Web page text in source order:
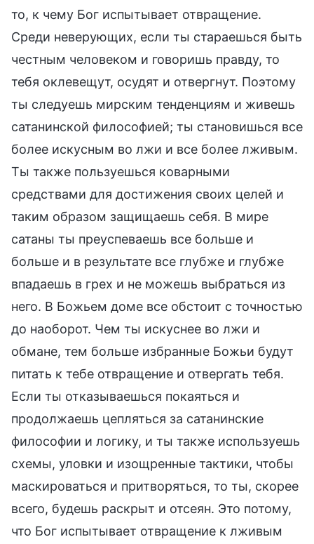
то, к чему Бог испытывает отвращение.
Среди неверующих, если ты стараешься быть
честным человеком и говоришь правду, то
тебя оклевещут, осудят и отвергнут. Поэтому
ты следуешь мирским тенденциям и живешь
сатанинской философией; ты становишься все
более искусным во лжи и все более лживым.
Ты также пользуешься коварными
средствами для достижения своих целей и
таким образом защищаешь себя. В мире
сатаны ты преуспеваешь все больше и
больше и в результате все глубже и глубже
впадаешь в грех и не можешь выбраться из
него. В Божьем доме все обстоит с точностью
до наоборот. Чем ты искуснее во лжи и
обмане, тем больше избранные Божьи будут
питать к тебе отвращение и отвергать тебя.
Если ты отказываешься покаяться и
продолжаешь цепляться за сатанинские
философии и логику, и ты также используешь
схемы, уловки и изощренные тактики, чтобы
маскироваться и притворяться, то ты, скорее
всего, будешь раскрыт и отсеян. Это потому,
что Бог испытывает отвращение к лживым